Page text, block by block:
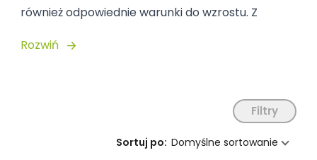
również odpowiednie warunki do wzrostu. Z
ale również na balkonie, tarasie czy w ogrodzie
wysokich donic ogrodowych od polskich
wysokiej jakości, które łączą wytrzymałość i
Rozwiń
Filtry
Sortuj po: Domyślne sortowanie